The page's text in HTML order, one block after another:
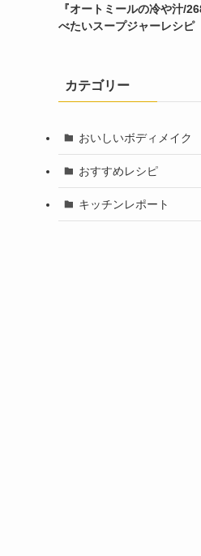
『オートミールの冷や汁/
べたいスープジャーレシピ
カテゴリー
おいしいボディメイク
おすすめレシピ
キッチンレポート